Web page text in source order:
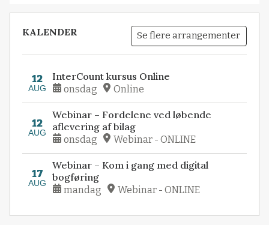
KALENDER Se flere arrangementer
12
AUG
InterCount kursus Online
onsdag Online
12
AUG
Webinar – Fordelene ved løbende
aflevering af bilag
onsdag Webinar - ONLINE
17
AUG
Webinar – Kom i gang med digital
bogføring
mandag Webinar - ONLINE